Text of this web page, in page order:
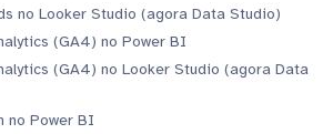
no Looker Studio (agora Data Studio)
(GA4) no Power BI
(GA4) no Looker Studio (agora Data
no Power BI